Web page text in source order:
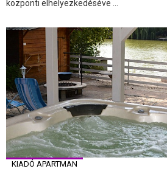
központi elhelyezkedéséve ...
KIADÓ APARTMAN